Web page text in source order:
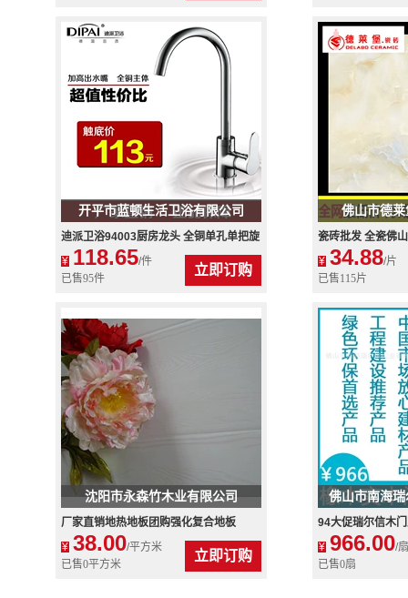
开平市蓝顿生活卫浴有限公司
迪派卫浴94003厨房龙头 全铜单孔单把旋
转冷热水菜盆水龙头批发
¥ 118.65/件
已售95件
立即订购
佛山市德
瓷砖批发 全瓷佛
800x800 客厅卧
¥ 34.88/片
已售115片
沈阳市永森竹木业有限公司
厂家直销地热地板团购强化复合地板
12mm最低价格沈阳本地样板
¥ 38.00/平方米
已售0平方米
立即订购
佛山市南海
94大促瑞尔信木
高端会所门 高档
¥ 966.00/扇
已售0扇